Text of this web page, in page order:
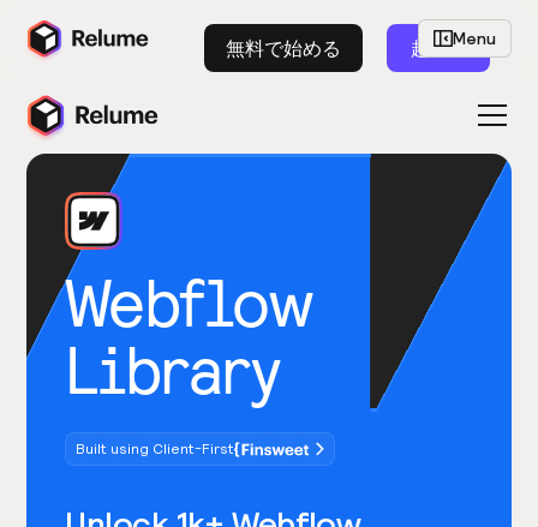
無料で始める 起動
Webflow
Library
Built using Client-First
Menu